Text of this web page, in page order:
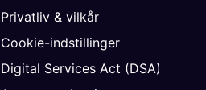
Privatliv & vilkår
Cookie-indstillinger
Digital Services Act (DSA)